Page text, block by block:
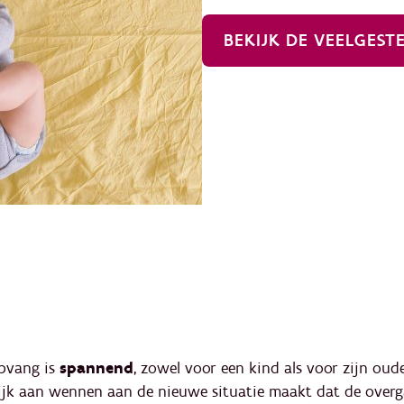
BEKIJK DE
is spannend, zowel voor een kind als voor zijn
aan wennen aan de nieuwe situatie maakt dat de